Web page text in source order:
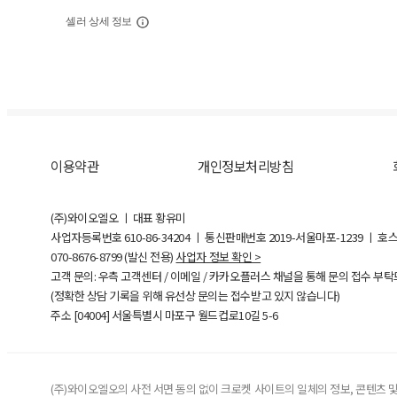
셀러 상세 정보
이용약관 개인정보처리방침
(주)와이오엘오 ㅣ 대표 황유미
사업자등록번호610-86-34204ㅣ 통신판매번호 2019-서울마포-1239 ㅣ 호
070-8676-8799 (발신 전용) 사업자 정보 확인 >
고객 문의: 우측 고객센터 / 이메일 / 카카오플러스 채널을 통해 문의 접수 부
(정확한 상담 기록을 위해 유선상 문의는 접수받고 있지 않습니다)
주소 [04004] 서울특별시 마포구 월드컵로10길5-6
(주)와이오엘오의 사전 서면 동의 없이 크로켓 사이트의 일체의 정보, 콘텐츠